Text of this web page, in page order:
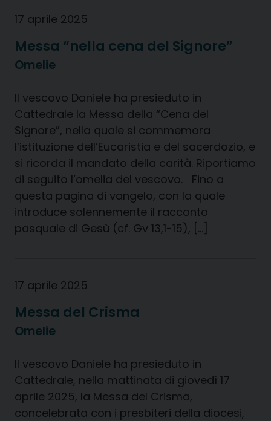
17 aprile 2025
Messa “nella cena del Signore”
Omelie
Il vescovo Daniele ha presieduto in
Cattedrale la Messa della “Cena del
Signore”, nella quale si commemora
l’istituzione dell’Eucaristia e del sacerdozio, e
si ricorda il mandato della carità. Riportiamo
di seguito l’omelia del vescovo. Fino a
questa pagina di vangelo, con la quale
introduce solennemente il racconto
pasquale di Gesù (cf. Gv 13,1-15), […]
17 aprile 2025
Messa del Crisma
Omelie
Il vescovo Daniele ha presieduto in
Cattedrale, nella mattinata di giovedì 17
aprile 2025, la Messa del Crisma,
concelebrata con i presbiteri della diocesi,